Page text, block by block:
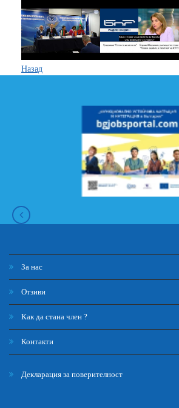
Назад
За нас
Отзиви
Как да стана член ?
Контакти
Декларация за поверителност